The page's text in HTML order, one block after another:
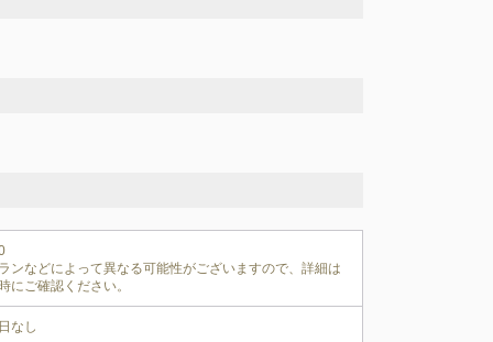
ンなどによって異なる可能性がございますので、詳細は
にご確認ください。
なし